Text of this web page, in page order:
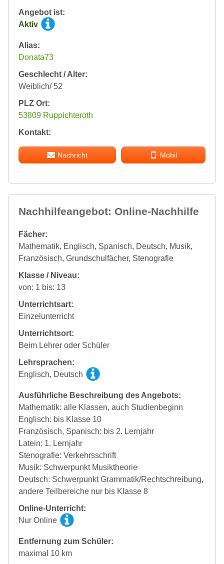
Angebot ist:
Aktiv
Alias:
Donata73
Geschlecht / Alter:
Weiblich/ 52
PLZ Ort:
53809 Ruppichteroth
Kontakt:
Nachricht Mobil
Nachhilfeangebot: Online-Nachhilfe
Fächer:
Mathematik, Englisch, Spanisch, Deutsch, Musik,
Französisch, Grundschulfächer, Stenografie
Klasse / Niveau:
von: 1 bis: 13
Unterrichtsart:
Einzelunterricht
Unterrichtsort:
Beim Lehrer oder Schüler
Lehrsprachen:
Englisch, Deutsch
Ausführliche Beschreibung des Angebots:
Mathematik: alle Klassen, auch Studienbeginn
Englisch: bis Klasse 10
Französisch, Spanisch: bis 2. Lernjahr
Latein: 1. Lernjahr
Stenografie: Verkehrsschrift
Musik: Schwerpunkt Musiktheorie
Deutsch: Schwerpunkt Grammatik/Rechtschreibung,
andere Teilbereiche nur bis Klasse 8
Online-Unterricht:
Nur Online
Entfernung zum Schüler:
maximal 10 km